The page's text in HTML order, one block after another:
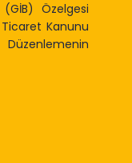
(GİB) Özelgesi
Ticaret Kanunu